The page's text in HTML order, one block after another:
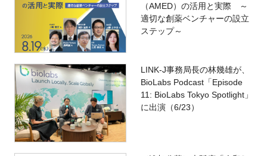
（AMED）の活用と実際 ～
適切な創薬ベンチャーの設立
ステップ～
LINK-J事務局長の林幾雄が、
BioLabs Podcast「Episode
11: BioLabs Tokyo Spotlight」
に出演（6/23）